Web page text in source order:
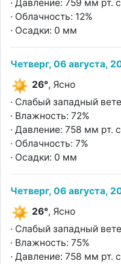
· Давление: 759 мм рт.
· Облачность: 12%
· Осадки: 0 мм
Четверг, 06 августа,
26°, Ясно
· Слабый западный
· Влажность: 72%
· Давление: 758 мм рт.
· Облачность: 7%
· Осадки: 0 мм
Четверг, 06 августа,
26°, Ясно
· Слабый западный
· Влажность: 75%
· Давление: 758 мм рт.